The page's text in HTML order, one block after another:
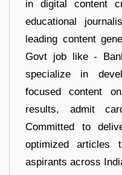
in digital content
educational
leading content
Govt job like -
specialize in
focused content
results, admit
Committed to
optimized articles
aspirants across